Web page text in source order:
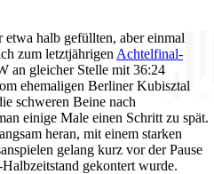
etwa halb gefüllten, aber einmal
zum letztjährigen Achtelfinal-
an gleicher Stelle mit 36:24
ehemaligen Berliner Kubisztal
schweren Beine nach
einige Male einen Schritt zu spät.
heran, mit einem starken
gelang kurz vor der Pause
gekontert wurde.